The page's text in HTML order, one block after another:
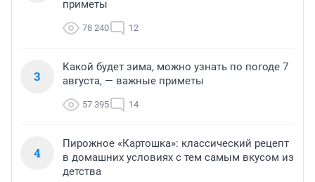
приметы
78 240 12
3
Какой будет зима, можно узнать по погоде 7
августа, — важные приметы
57 395 14
4
Пирожное «Картошка»: классический рецепт
в домашних условиях с тем самым вкусом из
детства